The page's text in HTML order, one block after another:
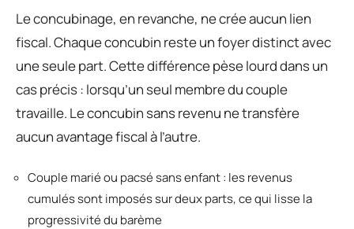
Le concubinage, en revanche, ne crée aucun lien
fiscal. Chaque concubin reste un foyer distinct avec
une seule part. Cette différence pèse lourd dans un
cas précis : lorsqu’un seul membre du couple
travaille. Le concubin sans revenu ne transfère
aucun avantage fiscal à l’autre.
Couple marié ou pacsé sans enfant : les revenus
cumulés sont imposés sur deux parts, ce qui lisse la
progressivité du barème